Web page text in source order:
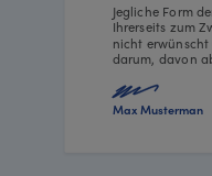
Jegliche Form
Ihrerseits zum
nicht
darum, davon
Max Musterman